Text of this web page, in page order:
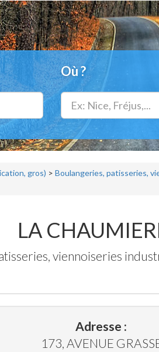
Où ?
gros) > Boulangeries, patisseries,
LA
viennoiseries
Adresse :
173, AVENUE